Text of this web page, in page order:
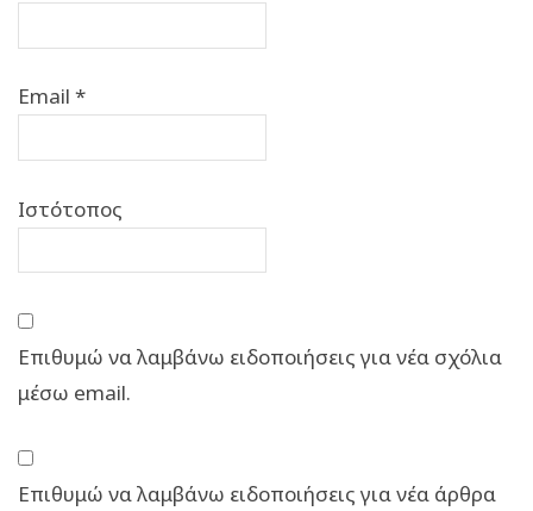
Email *
Ιστότοπος
Επιθυμώ να λαμβάνω ειδοποιήσεις για νέα σχόλια
μέσω email.
Επιθυμώ να λαμβάνω ειδοποιήσεις για νέα άρθρα